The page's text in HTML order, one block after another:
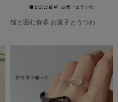
猫と囲む食卓 お菓子とうつわ